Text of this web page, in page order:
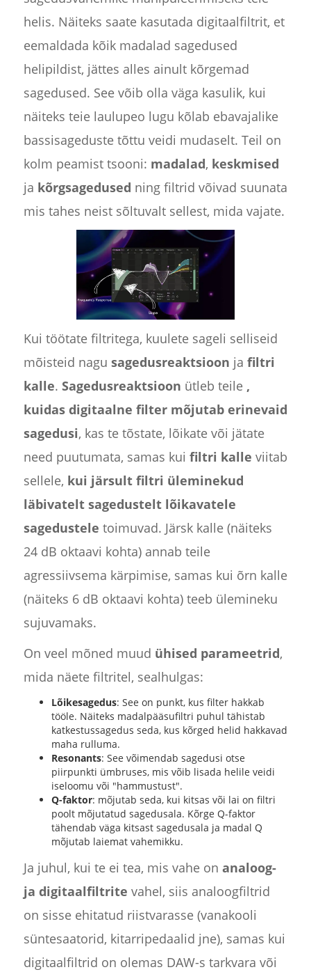
helis. Näiteks saate kasutada digitaalfiltrit, et
eemaldada kõik madalad sagedused
helipildist, jättes alles ainult kõrgemad
sagedused. See võib olla väga kasulik, kui
näiteks teie laulupeo lugu kõlab ebavajalike
bassisageduste tõttu veidi mudaselt. Teil on
kolm peamist tsooni: madalad, keskmised
ja kõrgsagedused ning filtrid võivad suunata
mis tahes neist sõltuvalt sellest, mida vajate.
Kui töötate filtritega, kuulete sageli selliseid
mõisteid nagu sagedusreaktsioon ja filtri
kalle. Sagedusreaktsioon ütleb teile ,
kuidas digitaalne filter mõjutab erinevaid
sagedusi, kas te tõstate, lõikate või jätate
need puutumata, samas kui filtri kalle viitab
sellele, kui järsult filtri üleminekud
läbivatelt sagedustelt lõikavatele
sagedustele toimuvad. Järsk kalle (näiteks
24 dB oktaavi kohta) annab teile
agressiivsema kärpimise, samas kui õrn kalle
(näiteks 6 dB oktaavi kohta) teeb ülemineku
sujuvamaks.
On veel mõned muud ühised parameetrid,
mida näete filtritel, sealhulgas:
Lõikesagedus: See on punkt, kus filter hakkab
tööle. Näiteks madalpääsufiltri puhul tähistab
katkestussagedus seda, kus kõrged helid hakkavad
maha rulluma.
Resonants: See võimendab sagedusi otse
piirpunkti ümbruses, mis võib lisada helile veidi
iseloomu või "hammustust".
Q-faktor: mõjutab seda, kui kitsas või lai on filtri
poolt mõjutatud sagedusala. Kõrge Q-faktor
tähendab väga kitsast sagedusala ja madal Q
mõjutab laiemat vahemikku.
Ja juhul, kui te ei tea, mis vahe on analoog-
ja digitaalfiltrite vahel, siis analoogfiltrid
on sisse ehitatud riistvarasse (vanakooli
süntesaatorid, kitarripedaalid jne), samas kui
digitaalfiltrid on olemas DAW-s tarkvara või